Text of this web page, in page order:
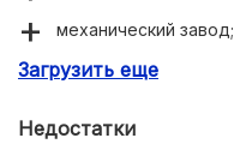
механический завод;
точный ход;
Загрузить еще
Недостатки